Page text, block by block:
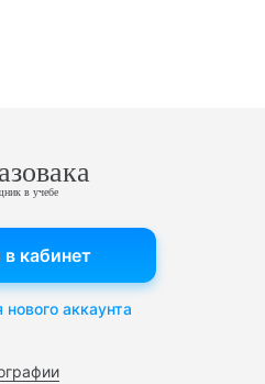
в учебе
кабинет
нового аккаунта